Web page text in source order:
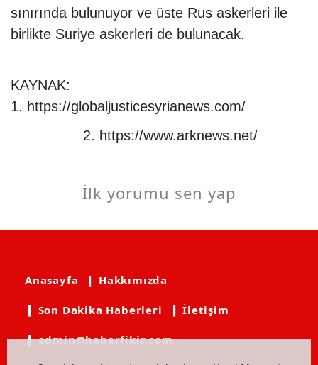
sınırında bulunuyor ve üste Rus askerleri ile
birlikte Suriye askerleri de bulunacak.
KAYNAK:
1. https://globaljusticesyrianews.com/
2. https://www.arknews.net/
İlk yorumu sen yap
Anasayfa ❙ Hakkımızda
❙ Son Dakika Haberleri ❙ İletişim
❙ admin@haberfikir.com